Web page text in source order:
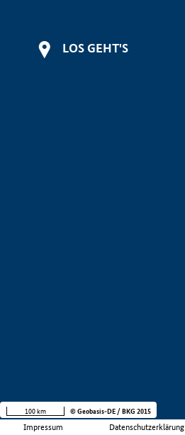
LOS GEHT'S
Impressum Datenschutzerklärung
100 km © Geobasis-DE / BKG 2015